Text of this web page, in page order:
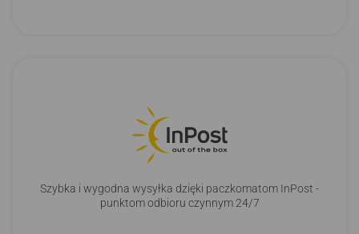
Szybka i wygodna wysyłka dzięki paczkomatom InPost -
punktom odbioru czynnym 24/7